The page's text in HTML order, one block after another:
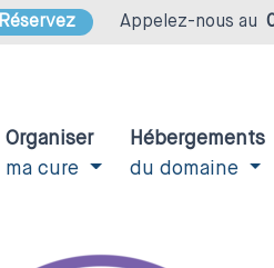
Réservez Appelez-nous au
Organiser
ma cure
Hébergements
du domaine